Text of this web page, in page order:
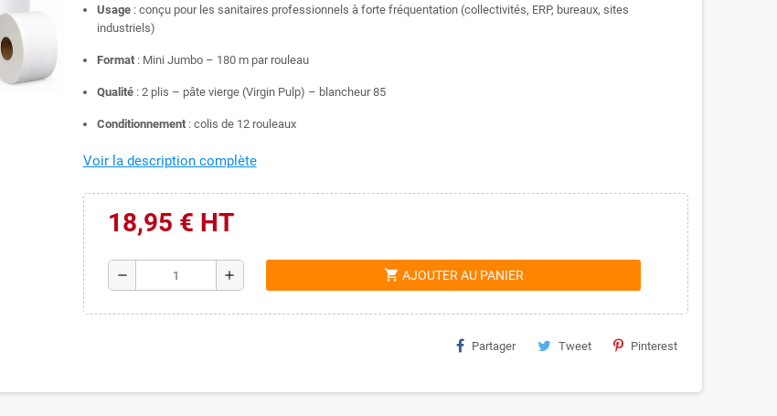
Usage: conçu pour les sanitaires professionnels à forte fréquentation (collectivités, ERP, bureaux, sites
industriels)
Format: Mini Jumbo – 180 m par rouleau
Qualité: 2 plis – pâte vierge (Virgin Pulp) – blancheur 85
Conditionnement: colis de 12 rouleaux
Voir la description complète
18,95 € HT
remove add shopping_cart AJOUTER AU PANIER
Partager Tweet Pinterest